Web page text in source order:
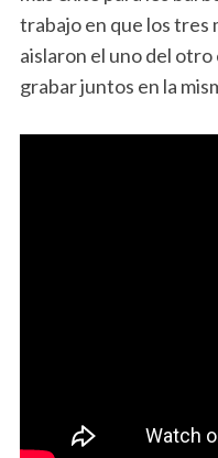
trabajo en que los tres
aislaron el uno del
grabar juntos en la